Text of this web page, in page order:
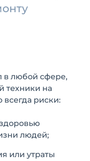
в любой сфере,
техники на
риски:
людей;
или утраты